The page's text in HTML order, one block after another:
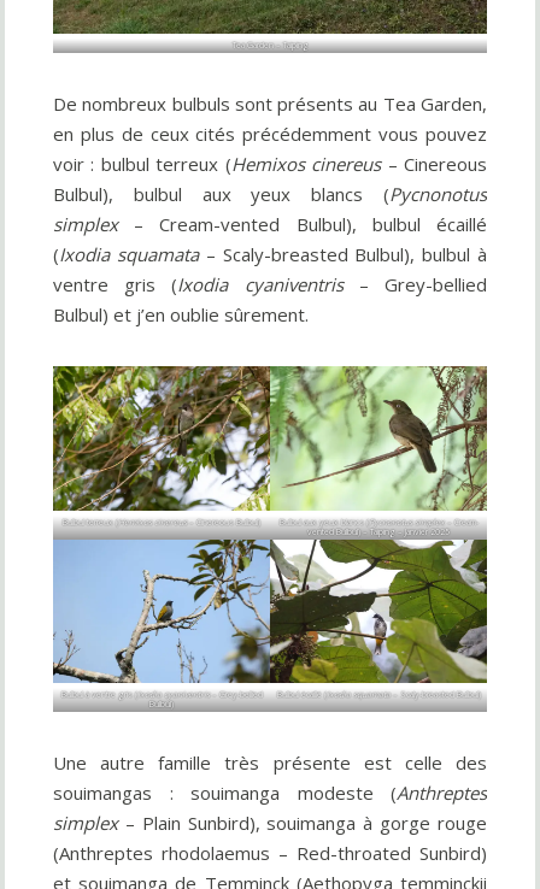
Tea Garden – Taiping
De nombreux bulbuls sont présents au Tea Garden,
en plus de ceux cités précédemment vous pouvez
voir : bulbul terreux (Hemixos cinereus– Cinereous
Bulbul), bulbul aux yeux blancs (Pycnonotus
simplex– Cream-vented Bulbul), bulbul écaillé
(Ixodia squamata– Scaly-breasted Bulbul), bulbul à
ventre gris (Ixodia cyaniventris– Grey-bellied
Bulbul) et j’en oublie sûrement.
Bulbul terreux (Hemixos cinereus– Cinereous Bulbul) Bulbul aux yeux blancs (Pycnonotus simplex– Cream-
vented Bulbul) – Taiping – Janvier 2025
Bulbul à ventre gris (Ixodia cyaniventris– Grey-bellied
Bulbul)
Bulbul écaillé (Ixodia squamata– Scaly-breasted Bulbul)
Une autre famille très présente est celle des
souimangas : souimanga modeste (Anthreptes
simplex– Plain Sunbird), souimanga à gorge rouge
(Anthreptes rhodolaemus – Red-throated Sunbird)
et souimanga de Temminck (Aethopyga temminckii